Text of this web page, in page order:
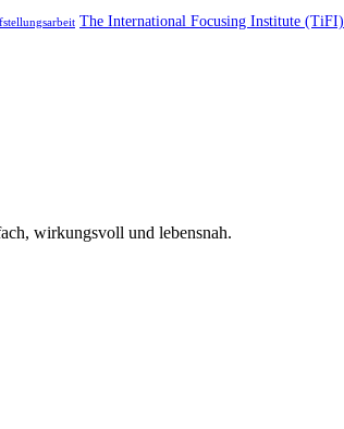
The International Focusing Institute (TiFI)
wirkungsvoll und lebensnah.